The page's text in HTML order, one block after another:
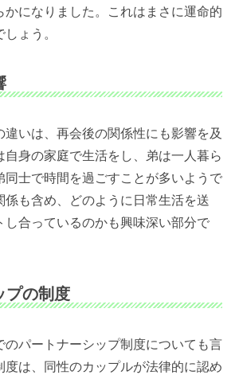
かになりました。これはまさに運命的
ょう。
違いは、再会後の関係性にも影響を及
自身の家庭で生活をし、弟は一人暮ら
同士で時間を過ごすことが多いようで
係も含め、どのように日常生活を送
し合っているのかも興味深い部分で
プの制度
のパートナーシップ制度についても言
度は、同性のカップルが法律的に認め